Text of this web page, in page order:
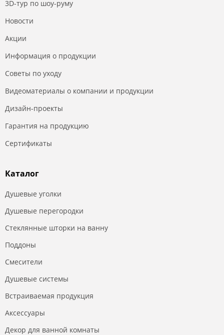
3D-тур по шоу-руму
Новости
Акции
Информация о продукции
Советы по уходу
Видеоматериалы о компании и продукции
Дизайн-проекты
Гарантия на продукцию
Сертификаты
Каталог
Душевые уголки
Душевые перегородки
Стеклянные шторки на ванну
Поддоны
Смесители
Душевые системы
Встраиваемая продукция
Аксессуары
Декор для ванной комнаты